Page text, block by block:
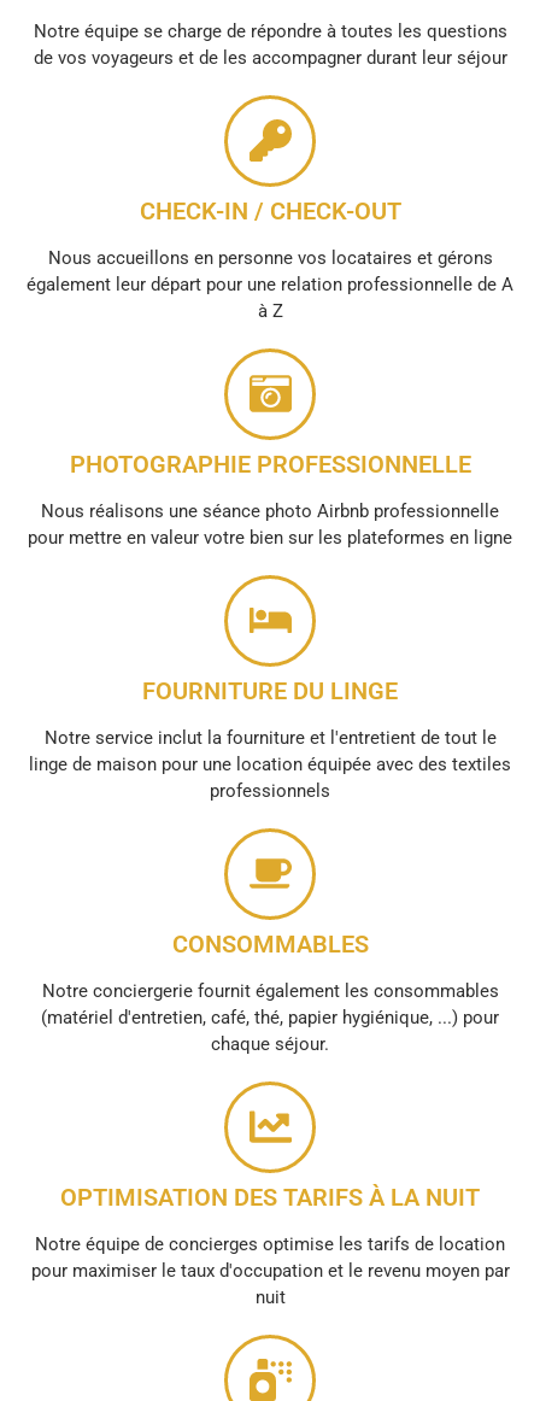
Notre équipe se charge de répondre à toutes les questions
de vos voyageurs et de les accompagner durant leur séjour
CHECK-IN / CHECK-OUT
Nous accueillons en personne vos locataires et gérons
également leur départ pour une relation professionnelle de A
à Z
PHOTOGRAPHIE PROFESSIONNELLE
Nous réalisons une séance photo Airbnb professionnelle
pour mettre en valeur votre bien sur les plateformes en ligne
FOURNITURE DU LINGE
Notre service inclut la fourniture et l'entretient de tout le
linge de maison pour une location équipée avec des textiles
professionnels
CONSOMMABLES
Notre conciergerie fournit également les consommables
(matériel d'entretien, café, thé, papier hygiénique, ...) pour
chaque séjour.
OPTIMISATION DES TARIFS À LA NUIT
Notre équipe de concierges optimise les tarifs de location
pour maximiser le taux d'occupation et le revenu moyen par
nuit